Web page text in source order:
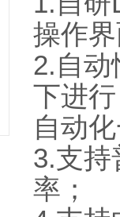
操作
2.自动
下进
自动
3.支持
率；